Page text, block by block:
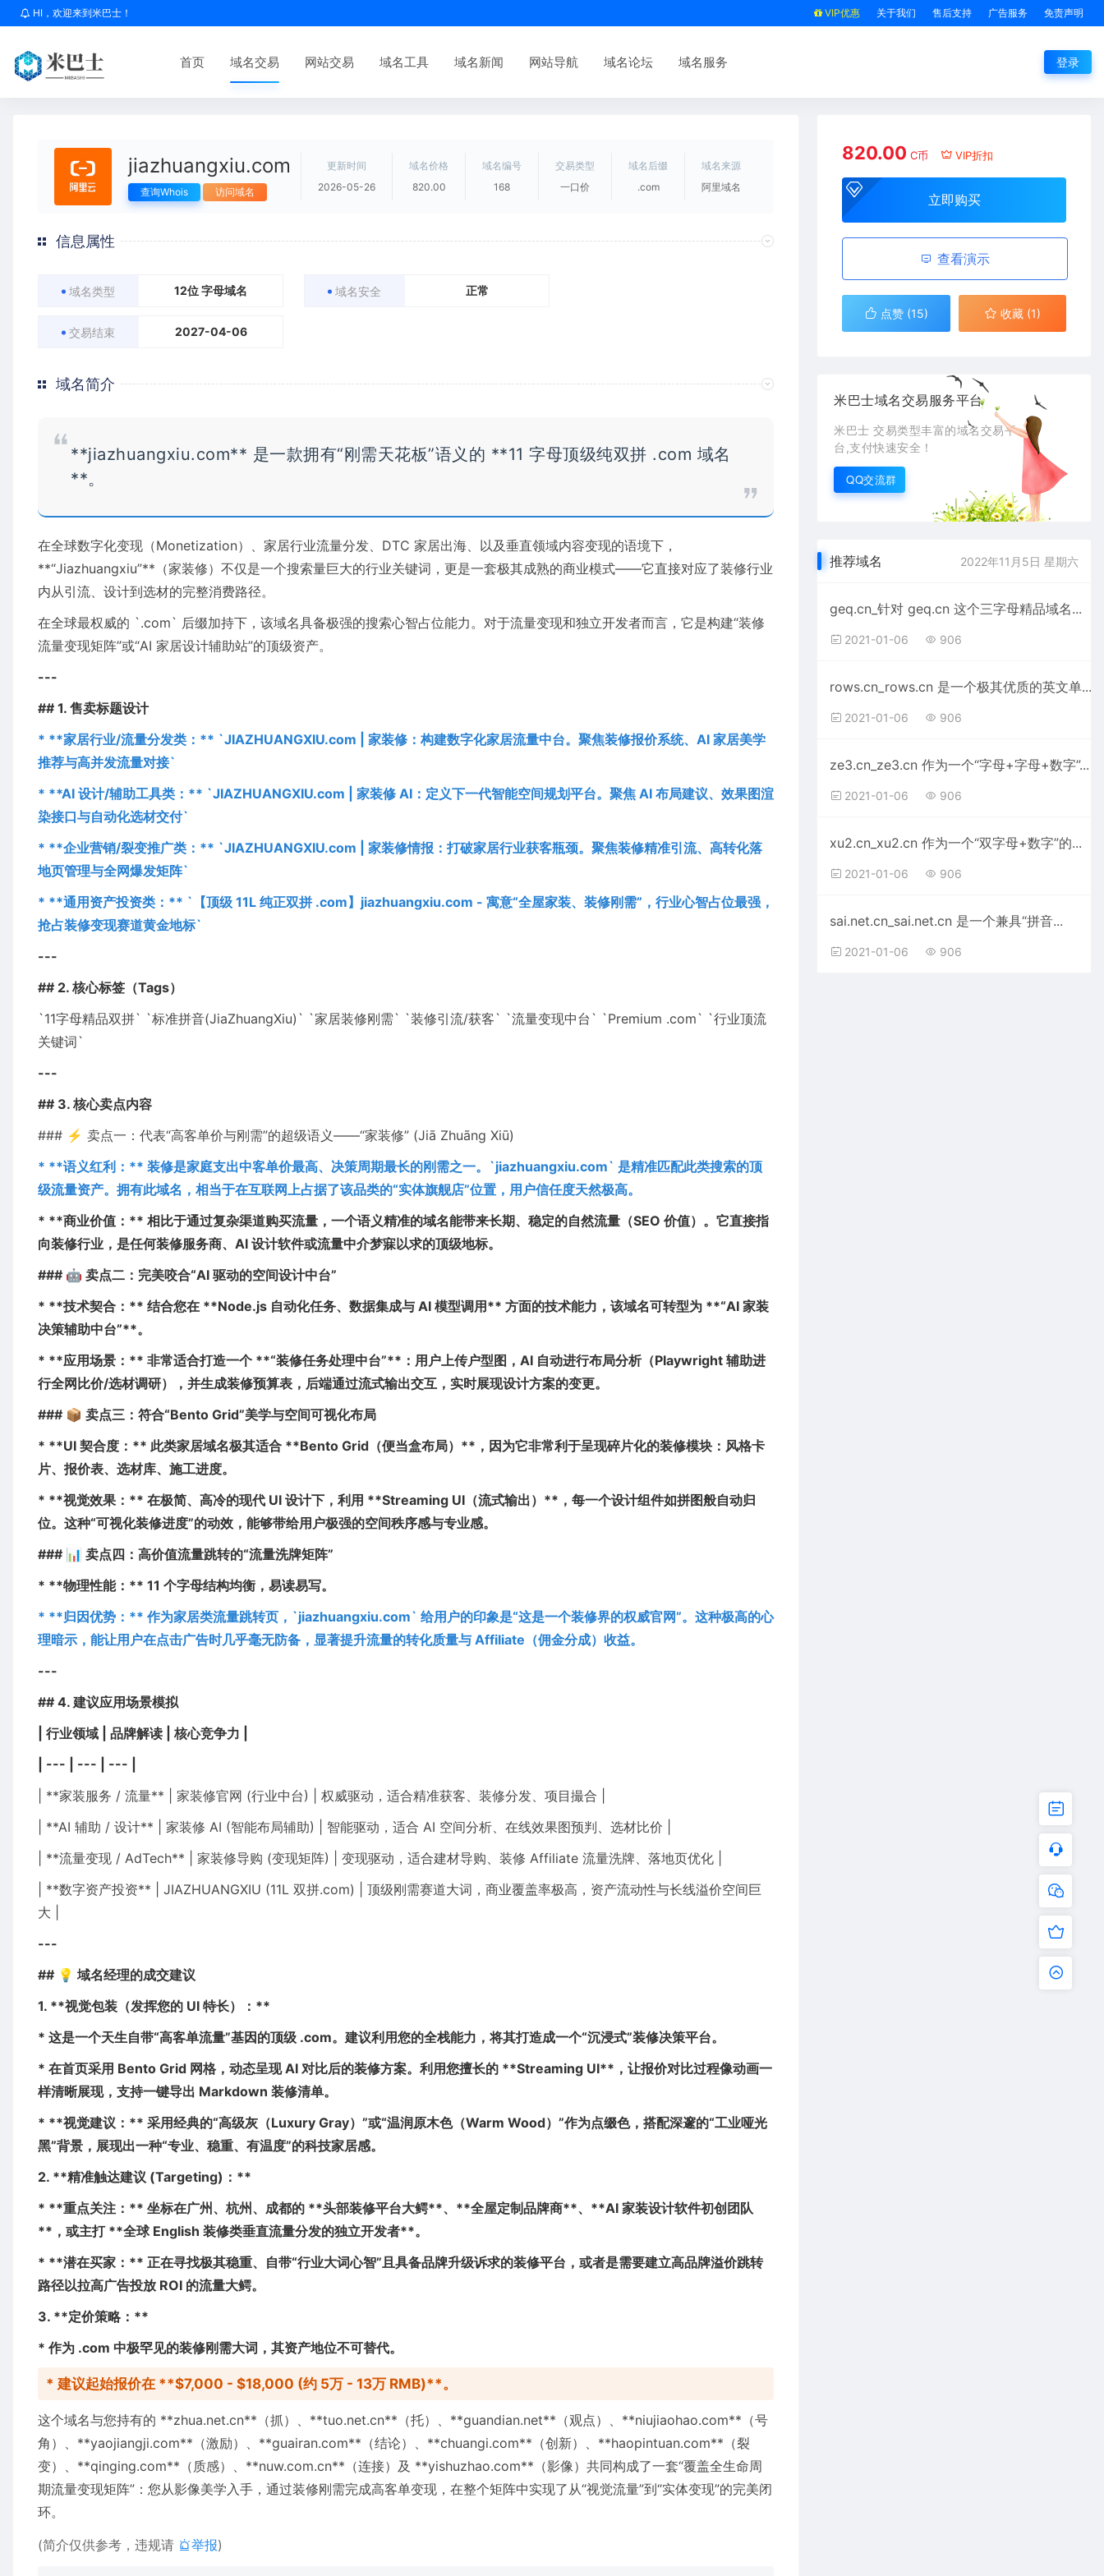
HI，欢迎来到米巴士！ VIP优惠 关于我们 售后支持 广告服务 免责声明
首页 域名交易 网站交易 域名工具 域名新闻 网站导航 域名论坛 域名服务 登录
jiazhuangxiu.com
查询Whois 访问域名
更新时间
2026-05-26
域名价格
820.00
域名编号
168
交易类型
一口价
域名后缀
.com
域名来源
阿里域名
信息属性
域名类型 12位 字母域名 域名安全 正常
交易结束 2027-04-06
域名简介
**jiazhuangxiu.com** 是一款拥有“刚需天花板”语义的 **11 字母顶级纯双拼 .com 域名
**。
在全球数字化变现（Monetization）、家居行业流量分发、DTC 家居出海、以及垂直领域内容变现的语境下，
**“Jiazhuangxiu”**（家装修）不仅是一个搜索量巨大的行业关键词，更是一套极其成熟的商业模式——它直接对应了装修行业
内从引流、设计到选材的完整消费路径。
在全球最权威的 `.com` 后缀加持下，该域名具备极强的搜索心智占位能力。对于流量变现和独立开发者而言，它是构建“装修
流量变现矩阵”或“AI 家居设计辅助站”的顶级资产。
---
## 1. 售卖标题设计
* **家居行业/流量分发类：** `JIAZHUANGXIU.com | 家装修：构建数字化家居流量中台。聚焦装修报价系统、AI 家居美学
推荐与高并发流量对接`
* **AI 设计/辅助工具类：** `JIAZHUANGXIU.com | 家装修 AI：定义下一代智能空间规划平台。聚焦 AI 布局建议、效果图渲
染接口与自动化选材交付`
* **企业营销/裂变推广类：** `JIAZHUANGXIU.com | 家装修情报：打破家居行业获客瓶颈。聚焦装修精准引流、高转化落
地页管理与全网爆发矩阵`
* **通用资产投资类：** `【顶级 11L 纯正双拼 .com】jiazhuangxiu.com - 寓意“全屋家装、装修刚需”，行业心智占位最强，
抢占装修变现赛道黄金地标`
---
## 2. 核心标签（Tags）
`11字母精品双拼` `标准拼音(JiaZhuangXiu)` `家居装修刚需` `装修引流/获客` `流量变现中台` `Premium .com` `行业顶流
关键词`
---
## 3. 核心卖点内容
### ⚡ 卖点一：代表“高客单价与刚需”的超级语义——“家装修” (Jiā Zhuāng Xiū)
* **语义红利：** 装修是家庭支出中客单价最高、决策周期最长的刚需之一。`jiazhuangxiu.com` 是精准匹配此类搜索的顶
级流量资产。拥有此域名，相当于在互联网上占据了该品类的“实体旗舰店”位置，用户信任度天然极高。
* **商业价值：** 相比于通过复杂渠道购买流量，一个语义精准的域名能带来长期、稳定的自然流量（SEO 价值）。它直接指
向装修行业，是任何装修服务商、AI 设计软件或流量中介梦寐以求的顶级地标。
### 🤖 卖点二：完美咬合“AI 驱动的空间设计中台”
* **技术契合：** 结合您在 **Node.js 自动化任务、数据集成与 AI 模型调用** 方面的技术能力，该域名可转型为 **“AI 家装
决策辅助中台”**。
* **应用场景：** 非常适合打造一个 **“装修任务处理中台”**：用户上传户型图，AI 自动进行布局分析（Playwright 辅助进
行全网比价/选材调研），并生成装修预算表，后端通过流式输出交互，实时展现设计方案的变更。
### 📦 卖点三：符合“Bento Grid”美学与空间可视化布局
* **UI 契合度：** 此类家居域名极其适合 **Bento Grid（便当盒布局）**，因为它非常利于呈现碎片化的装修模块：风格卡
片、报价表、选材库、施工进度。
* **视觉效果：** 在极简、高冷的现代 UI 设计下，利用 **Streaming UI（流式输出）**，每一个设计组件如拼图般自动归
位。这种“可视化装修进度”的动效，能够带给用户极强的空间秩序感与专业感。
### 📊 卖点四：高价值流量跳转的“流量洗牌矩阵”
* **物理性能：** 11 个字母结构均衡，易读易写。
* **归因优势：** 作为家居类流量跳转页，`jiazhuangxiu.com` 给用户的印象是“这是一个装修界的权威官网”。这种极高的心
理暗示，能让用户在点击广告时几乎毫无防备，显著提升流量的转化质量与 Affiliate（佣金分成）收益。
---
## 4. 建议应用场景模拟
| 行业领域 | 品牌解读 | 核心竞争力 |
| --- | --- | --- |
| **家装服务 / 流量** | 家装修官网 (行业中台) | 权威驱动，适合精准获客、装修分发、项目撮合 |
| **AI 辅助 / 设计** | 家装修 AI (智能布局辅助) | 智能驱动，适合 AI 空间分析、在线效果图预判、选材比价 |
| **流量变现 / AdTech** | 家装修导购 (变现矩阵) | 变现驱动，适合建材导购、装修 Affiliate 流量洗牌、落地页优化 |
| **数字资产投资** | JIAZHUANGXIU (11L 双拼.com) | 顶级刚需赛道大词，商业覆盖率极高，资产流动性与长线溢价空间巨
大 |
---
## 💡 域名经理的成交建议
1. **视觉包装（发挥您的 UI 特长）：**
* 这是一个天生自带“高客单流量”基因的顶级 .com。建议利用您的全栈能力，将其打造成一个“沉浸式”装修决策平台。
* 在首页采用 Bento Grid 网格，动态呈现 AI 对比后的装修方案。利用您擅长的 **Streaming UI**，让报价对比过程像动画一
样清晰展现，支持一键导出 Markdown 装修清单。
* **视觉建议：** 采用经典的“高级灰（Luxury Gray）”或“温润原木色（Warm Wood）”作为点缀色，搭配深邃的“工业哑光
黑”背景，展现出一种“专业、稳重、有温度”的科技家居感。
2. **精准触达建议 (Targeting)：**
* **重点关注：** 坐标在广州、杭州、成都的 **头部装修平台大鳄**、**全屋定制品牌商**、**AI 家装设计软件初创团队
**，或主打 **全球 English 装修类垂直流量分发的独立开发者**。
* **潜在买家：** 正在寻找极其稳重、自带“行业大词心智”且具备品牌升级诉求的装修平台，或者是需要建立高品牌溢价跳转
路径以拉高广告投放 ROI 的流量大鳄。
3. **定价策略：**
* 作为 .com 中极罕见的装修刚需大词，其资产地位不可替代。
* 建议起始报价在 **$7,000 - $18,000 (约 5万 - 13万 RMB)**。
这个域名与您持有的 **zhua.net.cn**（抓）、**tuo.net.cn**（托）、**guandian.net**（观点）、**niujiaohao.com**（号
角）、**yaojiangji.com**（激励）、**guairan.com**（结论）、**chuangi.com**（创新）、**haopintuan.com**（裂
变）、**qinging.com**（质感）、**nuw.com.cn**（连接）及 **yishuzhao.com**（影像）共同构成了一套“覆盖全生命周
期流量变现矩阵”：您从影像美学入手，通过装修刚需完成高客单变现，在整个矩阵中实现了从“视觉流量”到“实体变现”的完美闭
环。
(简介仅供参考，违规请
举报)
820.00 C币 VIP折扣
立即购买
查看演示
点赞 (15) 收藏 (1)
米巴士域名交易服务平台
米巴士 交易类型丰富的域名交易平
台,支付快速安全！
QQ交流群
推荐域名 2022年11月5日 星期六
geq.cn_针对 geq.cn 这个三字母精品域名...
2021-01-06 906
rows.cn_rows.cn 是一个极其优质的英文单...
2021-01-06 906
ze3.cn_ze3.cn 作为一个“字母+字母+数字”...
2021-01-06 906
xu2.cn_xu2.cn 作为一个“双字母+数字”的...
2021-01-06 906
sai.net.cn_sai.net.cn 是一个兼具“拼音...
2021-01-06 906